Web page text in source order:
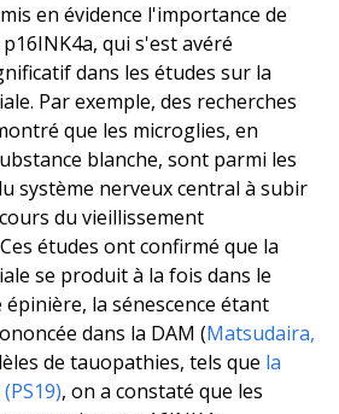
en évidence l'importance de
qui s'est avéré
dans les études sur la
Par exemple, des recherches
que les microglies, en
blanche, sont parmi les
système nerveux central à subir
du vieillissement
études ont confirmé que la
se produit à la fois dans le
la sénescence étant
dans la DAM (Matsudaira,
de tauopathies, tels que la
, on a constaté que les